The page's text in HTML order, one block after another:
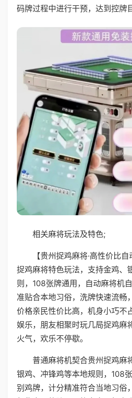
码牌过程中进行干预，达到控牌
相关麻将玩法及特色;
【贵州捉鸡麻将·高性价比
捉鸡麻将特色玩法，支持金鸡、
则，108张牌通用，自动麻将机
准贴合本地习俗，洗牌快速流畅
价格亲民性价比高，机身小巧不
娱乐，朋友相聚时玩几局捉鸡麻
火气，欢乐不停歇。
普通麻将机契合贵州捉鸡麻
银鸡、冲锋鸡等本地规则，108
别鸡牌，计分精准符合当地习俗